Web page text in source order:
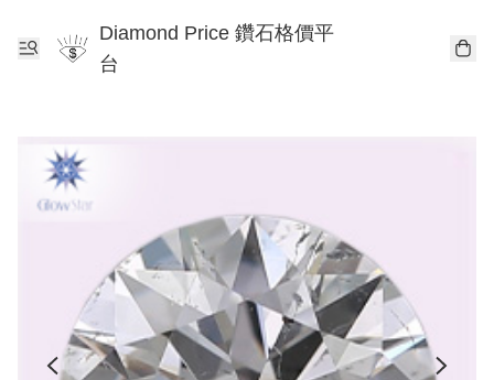
Diamond Price 鑽石格價平
台